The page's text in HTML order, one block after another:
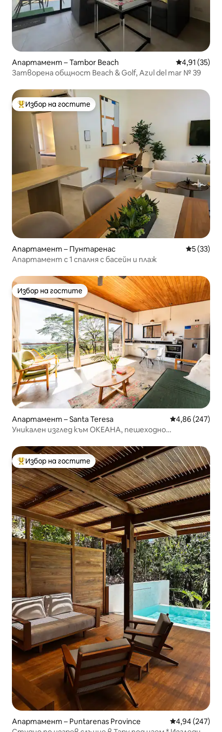
Апартамент – Tambor Beach Средна
4,91 (35)
Затворена общност Beach & Golf, Azul del mar № 39
Най-популярен избор на гостите
Избор на гостите
Апартамент – Пунтаренас Средна
5 (33)
Апартамент с 1 спалня с басейн и плаж
Избор на гостите
Избор на гостите
Апартамент – Santa Teresa Средна
4,86 (247)
Уникален изглед към ОКЕАНА, пешеходно
Най-популярен избор на гостите
Избор на гостите
Апартамент – Puntarenas Province Средна
4,94 (247)